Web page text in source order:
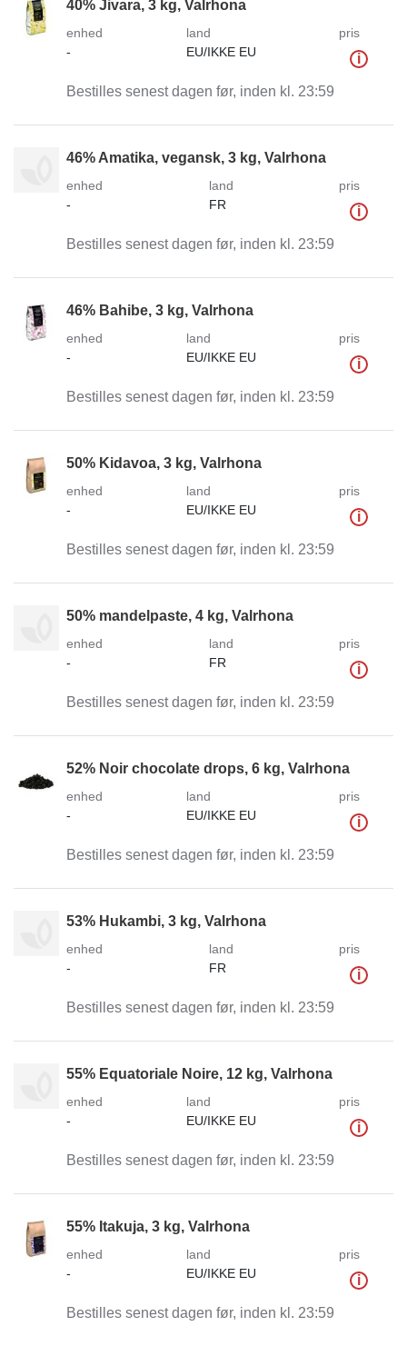
40% Jivara, 3 kg, Valrhona
enhed
-
land
EU/IKKE EU
pris
i
Bestilles senest dagen før, inden kl. 23:59
46% Amatika, vegansk, 3 kg, Valrhona
enhed
-
land
FR
pris
i
Bestilles senest dagen før, inden kl. 23:59
46% Bahibe, 3 kg, Valrhona
enhed
-
land
EU/IKKE EU
pris
i
Bestilles senest dagen før, inden kl. 23:59
50% Kidavoa, 3 kg, Valrhona
enhed
-
land
EU/IKKE EU
pris
i
Bestilles senest dagen før, inden kl. 23:59
50% mandelpaste, 4 kg, Valrhona
enhed
-
land
FR
pris
i
Bestilles senest dagen før, inden kl. 23:59
52% Noir chocolate drops, 6 kg, Valrhona
enhed
-
land
EU/IKKE EU
pris
i
Bestilles senest dagen før, inden kl. 23:59
53% Hukambi, 3 kg, Valrhona
enhed
-
land
FR
pris
i
Bestilles senest dagen før, inden kl. 23:59
55% Equatoriale Noire, 12 kg, Valrhona
enhed
-
land
EU/IKKE EU
pris
i
Bestilles senest dagen før, inden kl. 23:59
55% Itakuja, 3 kg, Valrhona
enhed
-
land
EU/IKKE EU
pris
i
Bestilles senest dagen før, inden kl. 23:59